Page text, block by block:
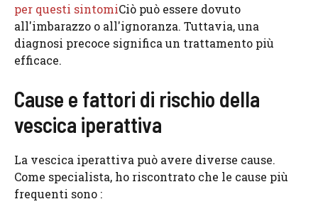
per questi sintomiCiò può essere dovuto
all'imbarazzo o all'ignoranza. Tuttavia, una
diagnosi precoce significa un trattamento più
efficace.
Cause e fattori di rischio della
vescica iperattiva
La vescica iperattiva può avere diverse cause.
Come specialista, ho riscontrato che le cause più
frequenti sono :